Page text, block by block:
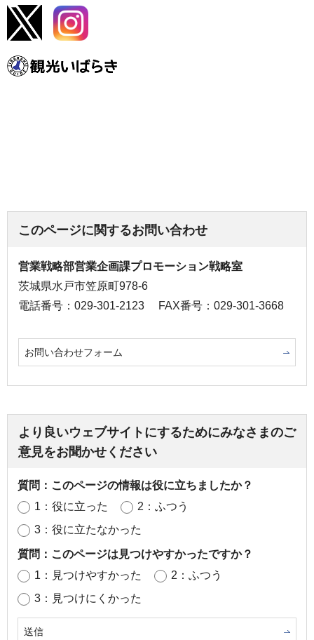
このページに関するお問い合わせ
営業戦略部営業企画課プロモーション戦略室
茨城県水戸市笠原町978-6
電話番号：029-301-2123
FAX番号：029-301-3668
お問い合わせフォーム
より良いウェブサイトにするためにみなさまのご
意見をお聞かせください
質問：このページの情報は役に立ちましたか？
1：役に立った
2：ふつう
3：役に立たなかった
質問：このページは見つけやすかったですか？
1：見つけやすかった
2：ふつう
3：見つけにくかった